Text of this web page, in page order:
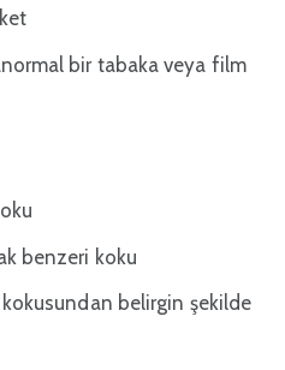
bir tabaka veya film
benzeri koku
belirgin şekilde